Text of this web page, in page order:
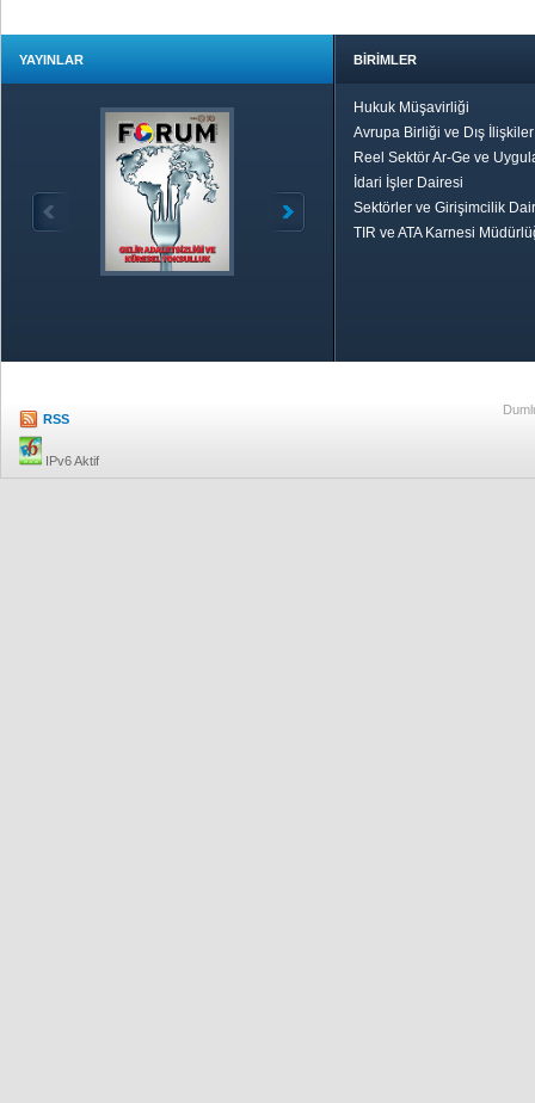
YAYINLAR BİRİMLER
Hukuk Müşavirliği
Avrupa Birliği ve Dış
Reel Sektör Ar-Ge ve
İdari İşler Dairesi
Sektörler ve Girişimcilik
TIR ve ATA Karnesi
RSS
IPv6 Aktif